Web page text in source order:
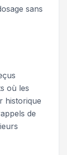
sans
où les
historique
de